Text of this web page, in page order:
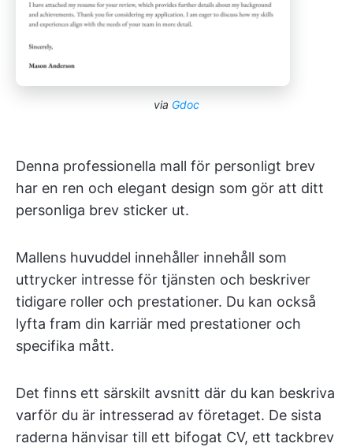
via Gdoc
Denna professionella mall för personligt brev
har en ren och elegant design som gör att ditt
personliga brev sticker ut.
Mallens huvuddel innehåller innehåll som
uttrycker intresse för tjänsten och beskriver
tidigare roller och prestationer. Du kan också
lyfta fram din karriär med prestationer och
specifika mått.
Det finns ett särskilt avsnitt där du kan beskriva
varför du är intresserad av företaget. De sista
raderna hänvisar till ett bifogat CV, ett tackbrev